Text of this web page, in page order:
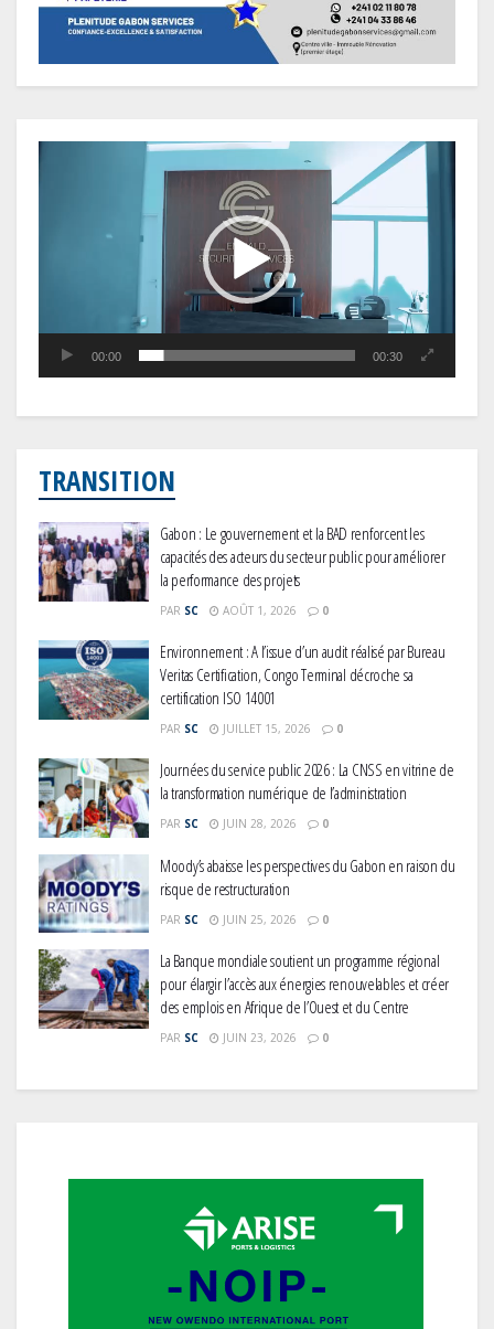
00:00 00:30
TRANSITION
Gabon : Le gouvernement et la BAD renforcent les
capacités des acteurs du secteur public pour améliorer
la performance des projets
PAR SC AOÛT 1, 2026 0
Environnement : A l’issue d’un audit réalisé par Bureau
Veritas Certification, Congo Terminal décroche sa
certification ISO 14001
PAR SC JUILLET 15, 2026 0
Journées du service public 2026 : La CNSS en vitrine de
la transformation numérique de l’administration
PAR SC JUIN 28, 2026 0
Moody’s abaisse les perspectives du Gabon en raison du
risque de restructuration
PAR SC JUIN 25, 2026 0
La Banque mondiale soutient un programme régional
pour élargir l’accès aux énergies renouvelables et créer
des emplois en Afrique de l’Ouest et du Centre
PAR SC JUIN 23, 2026 0